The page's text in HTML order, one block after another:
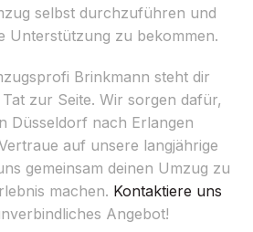
selbst durchzuführen und
Unterstützung zu bekommen.
Brinkmann steht dir
zur Seite. Wir sorgen dafür,
Düsseldorf nach Erlangen
auf unsere langjährige
gemeinsam deinen Umzug zu
machen. Kontaktiere uns
Angebot!